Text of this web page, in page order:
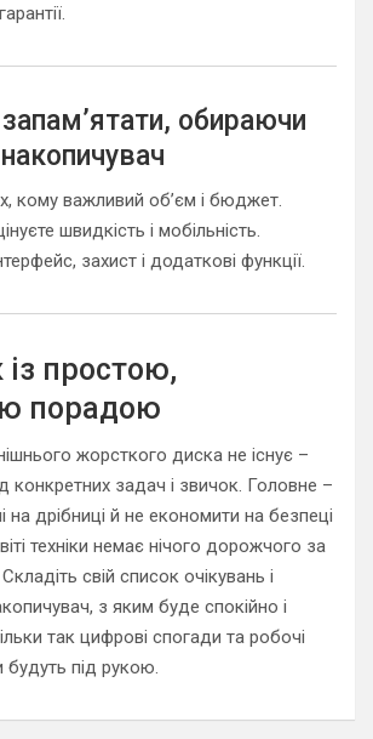
обираючи
кому важливий об’єм і бюджет.
швидкість і мобільність.
захист і додаткові функції.
із простою,
порадою
жорсткого диска не існує –
конкретних задач і звичок. Головне –
на дрібниці й не економити на безпеці
техніки немає нічого дорожчого за
свій список очікувань і
з яким буде спокійно і
так цифрові спогади та робочі
під рукою.